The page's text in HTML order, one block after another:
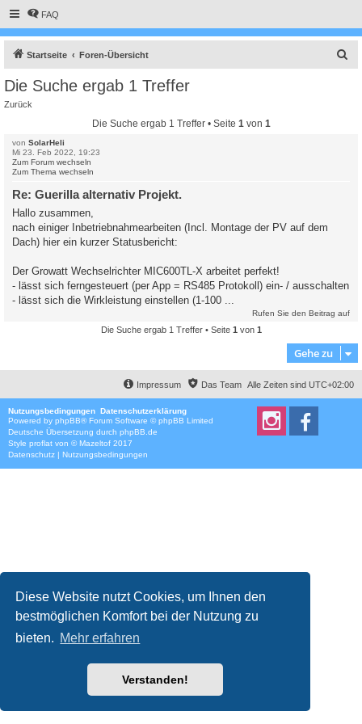
Diese Website nutzt Cookies, um Ihnen den
bestmöglichen Komfort bei der Nutzung zu
bieten. Mehr erfahren
Verstanden!
FAQ
Startseite Foren-Übersicht
Die Suche ergab 1 Treffer
Zurück
Die Suche ergab 1 Treffer • Seite 1von 1
von SolarHeli
Mi 23. Feb 2022, 19:23
Zum Forum wechseln
Zum Thema wechseln
Re: Guerilla alternativ Projekt.
Hallo zusammen,
nach einiger Inbetriebnahmearbeiten (Incl. Montage der PV auf dem
Dach) hier ein kurzer Statusbericht:
Der Growatt Wechselrichter MIC600TL-X arbeitet perfekt!
- lässt sich ferngesteuert (per App = RS485 Protokoll) ein- / ausschalten
- lässt sich die Wirkleistung einstellen (1-100 ...
Rufen Sie den Beitrag auf
Die Suche ergab 1 Treffer • Seite 1 von 1
Gehe zu
Alle Zeiten sind UTC+02:00
Das Team
Impressum
Nutzungsbedingungen Datenschutzerklärung
Powered by phpBB® Forum Software © phpBB Limited
Deutsche Übersetzung durch phpBB.de
Style proflat von ©Mazeltof 2017
Datenschutz | Nutzungsbedingungen